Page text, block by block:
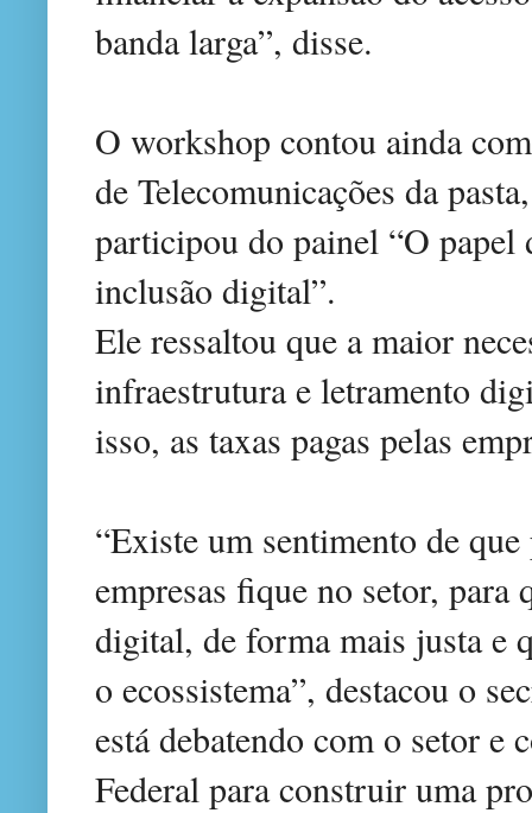
banda larga”, disse.
O workshop contou ainda
de Telecomunicações da
participou do painel “O papel
inclusão digital”.
Ele ressaltou que a maior
infraestrutura e letramento
isso, as taxas pagas pelas
“Existe um sentimento de
empresas fique no setor, para
digital, de forma mais justa e
o ecossistema”, destacou o
está debatendo com o setor e
Federal para construir uma